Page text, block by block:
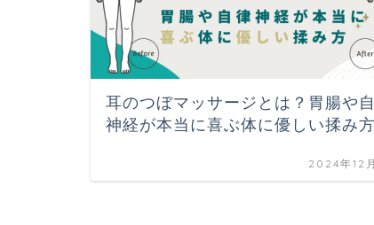
耳のつぼマッサージとは？胃腸や
神経が本当に喜ぶ体に優しい揉み方
2024年12